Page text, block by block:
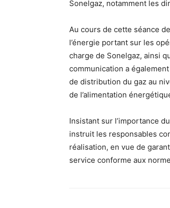
Sonelgaz, notamment les
Au cours de cette séance
l’énergie portant sur les
charge de Sonelgaz, ainsi
communication a
de distribution du gaz au
de l’alimentation
Insistant sur l’importance
instruit les responsables
réalisation, en vue de
service conforme aux